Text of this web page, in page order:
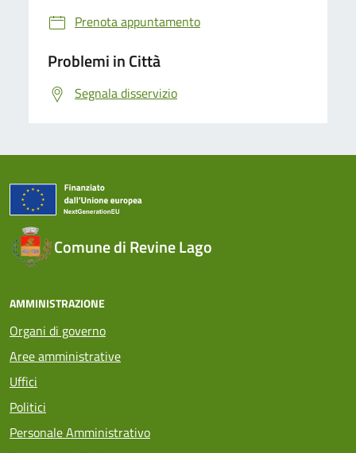
Prenota appuntamento
Problemi in Città
Segnala disservizio
Comune di Revine Lago
AMMINISTRAZIONE
Organi di governo
Aree amministrative
Uffici
Politici
Personale Amministrativo